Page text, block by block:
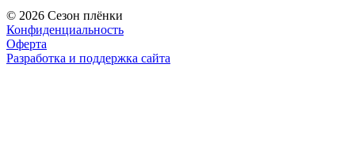
© 2026 Сезон плёнки
Конфиденциальность
Оферта
Разработка и поддержка сайта